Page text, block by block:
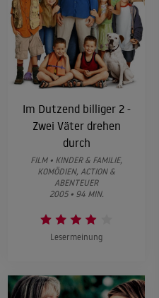
Im Dutzend billiger 2 -
Zwei Väter drehen
durch
FILM • KINDER & FAMILIE,
KOMÖDIEN, ACTION &
ABENTEUER
2005 • 94 MIN.
Lesermeinung